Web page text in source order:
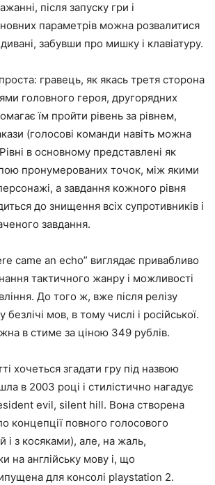
після запуску гри і
параметрів можна розвалитися
забувши про мишку і клавіатуру.
гравець, як якась третя сторона
головного героя, другорядних
їм пройти рівень за рівнем,
(голосові команди навіть можна
в основному представлені як
пронумерованих точок, між якими
а завдання кожного рівня
до знищення всіх супротивників і
завдання.
came an echo” виглядає привабливо
тактичного жанру і можливості
До того ж, вже після релізу
мов, в тому числі і російської.
в стиме за ціною 349 рублів.
хочеться згадати гру під назвою
в 2003 році і стилістично нагадує
evil, silent hill. Вона створена
концепції повного голосового
і з косяками), але, на жаль,
на англійську мову і, що
для консолі playstation 2.